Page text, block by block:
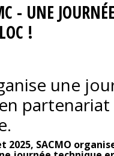
- UNE JOURNÉE
!
une
partenariat
SACMO